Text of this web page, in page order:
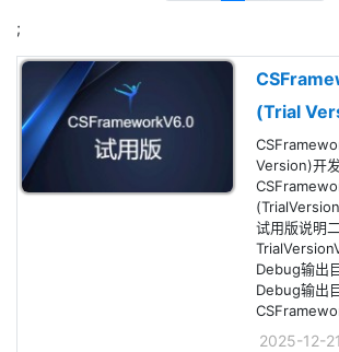
;
(Trial
Version)开发
试用版说明
Debug输出
Debug输出
2025-12-